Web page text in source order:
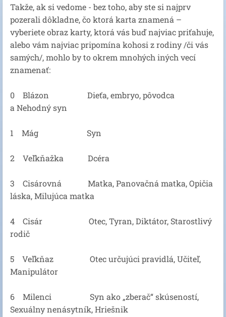
Takže, ak si vedome - bez toho, aby ste si najprv
pozerali dôkladne, čo ktorá karta znamená –
vyberiete obraz karty, ktorá vás buď najviac priťahuje,
alebo vám najviac pripomína kohosi z rodiny /či vás
samých/, mohlo by to okrem mnohých iných vecí
znamenať:
0 Blázon Dieťa, embryo, pôvodca
a Nehodný syn
1 Mág Syn
2 Veľkňažka Dcéra
3 Cisárovná Matka, Panovačná matka, Opičia
láska, Milujúca matka
4 Cisár Otec, Tyran, Diktátor, Starostlivý
rodič
5 Veľkňaz Otec určujúci pravidlá, Učiteľ,
Manipulátor
6 Milenci Syn ako „zberač“ skúseností,
Sexuálny nenásytník, Hriešnik